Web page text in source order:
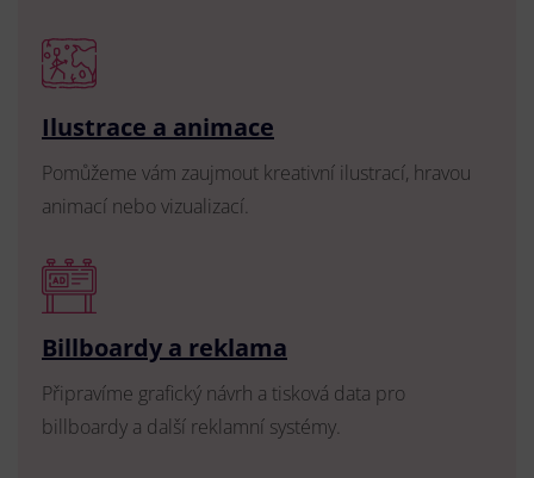
Ilustrace a animace
Pomůžeme vám zaujmout kreativní ilustrací, hravou
animací nebo vizualizací.
Billboardy a reklama
Připravíme grafický návrh a tisková data pro
billboardy a další reklamní systémy.